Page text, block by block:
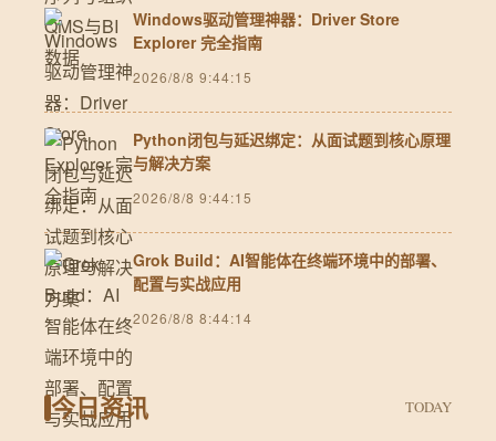
Windows驱动管理神器：Driver Store
Explorer 完全指南
2026/8/8 9:44:15
Python闭包与延迟绑定：从面试题到核心原理
与解决方案
2026/8/8 9:44:15
Grok Build：AI智能体在终端环境中的部署、
配置与实战应用
2026/8/8 8:44:14
今日资讯 TODAY